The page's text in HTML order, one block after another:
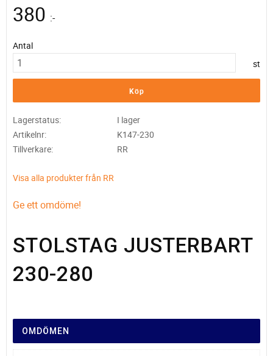
380 :-
Antal
st
Köp
Lagerstatus
I lager
Artikelnr
K147-230
Tillverkare
RR
Visa alla produkter från RR
Ge ett omdöme!
STOLSTAG JUSTERBART
230-280
OMDÖMEN